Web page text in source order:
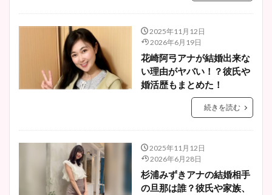
2025年11月12日
2026年6月19日
花崎阿弓アナが結婚出来な
い理由がヤバい！？彼氏や
婚活歴もまとめた！
続きを読む
2025年11月12日
2026年6月28日
杉浦みずきアナの結婚相手
の旦那は誰？彼氏や家族、